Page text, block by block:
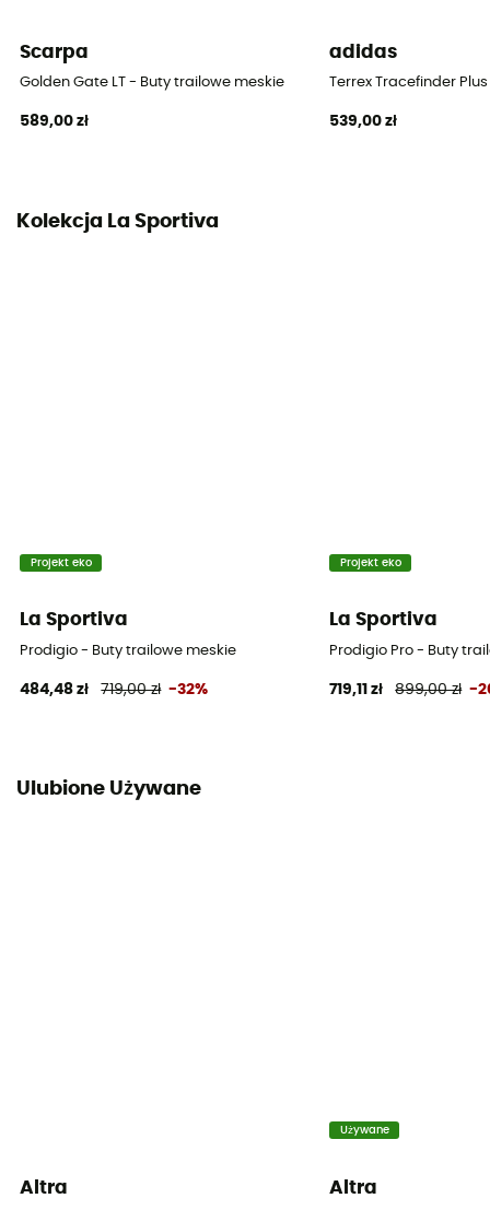
Scarpa
Golden Gate LT - Buty trailowe meskie
589,00 zł
adidas
Terrex Tracefinder
539,00 zł
Kolekcja La Sportiva
Projekt eko
La Sportiva
Prodigio - Buty trailowe meskie
484,48 zł 719,00 zł -32%
Projekt eko
La Sportiva
Prodigio Pro - Buty
719,11 zł 899,00 zł -
Ulubione Używane
Altra
Używane
Altra